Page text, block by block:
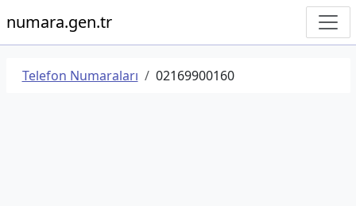
numara.gen.tr
Telefon Numaraları 02169900160